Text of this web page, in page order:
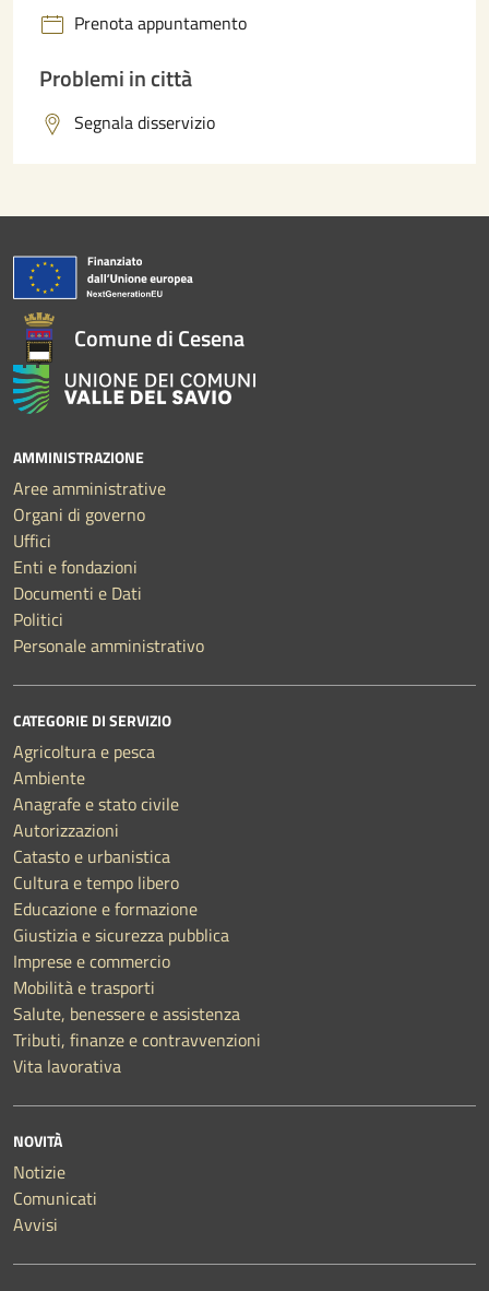
Prenota appuntamento
Problemi in città
Segnala disservizio
Comune di Cesena
AMMINISTRAZIONE
Aree amministrative
Organi di governo
Uffici
Enti e fondazioni
Documenti e Dati
Politici
Personale amministrativo
CATEGORIE DI SERVIZIO
Agricoltura e pesca
Ambiente
Anagrafe e stato civile
Autorizzazioni
Catasto e urbanistica
Cultura e tempo libero
Educazione e formazione
Giustizia e sicurezza pubblica
Imprese e commercio
Mobilità e trasporti
Salute, benessere e assistenza
Tributi, finanze e contravvenzioni
Vita lavorativa
NOVITÀ
Notizie
Comunicati
Avvisi